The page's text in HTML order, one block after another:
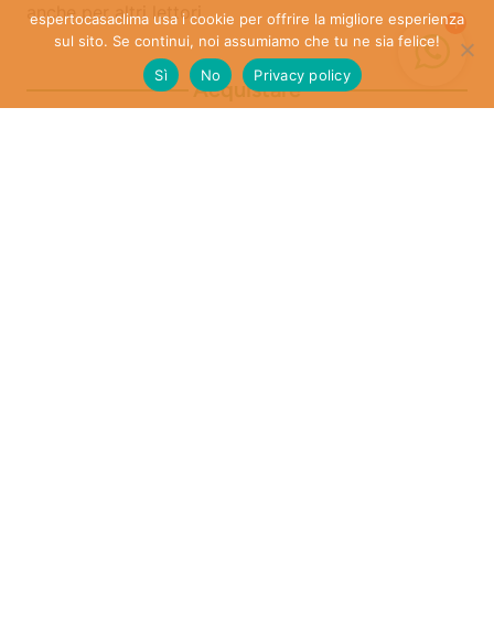
anche per altri lettori
Acquistare
1
espertocasaclima usa i cookie per offrire la migliore esperienza
sul sito. Se continui, noi assumiamo che tu ne sia felice!
Sì
No Privacy policy